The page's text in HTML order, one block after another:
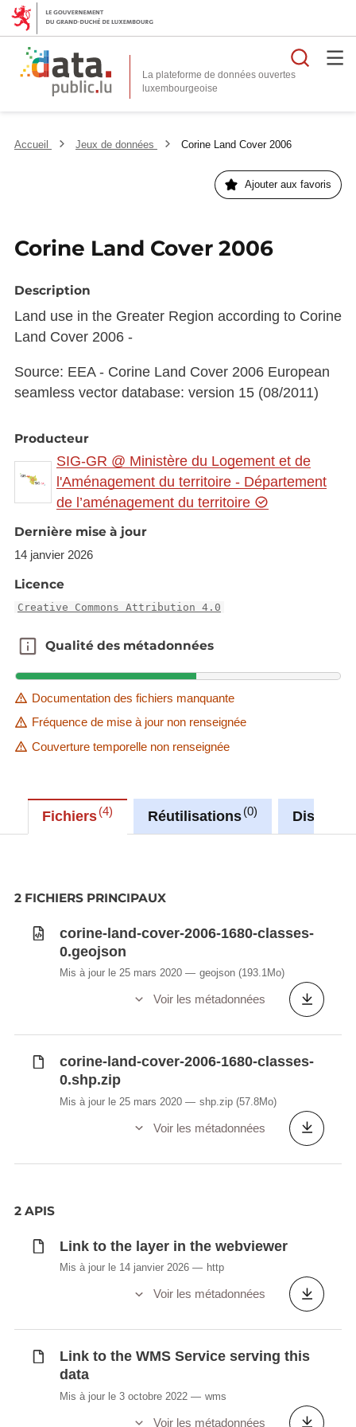
La plateforme de données ouvertes
Accueil Jeux de données Corine Land Cover 2006
Ajouter aux favoris
Corine Land Cover 2006
Description
Land use in the Greater Region according to Corine
Land Cover 2006 -
Source: EEA - Corine Land Cover 2006 European
seamless vector database: version 15 (08/2011)
Producteur
SIG-GR @ Ministère du Logement et de
l'Aménagement du territoire - Département
de l’aménagement du territoire
Dernière mise à jour
14 janvier 2026
Licence
Creative Commons Attribution 4.0
Qualité des métadonnées
Qualité des métadonnées
Documentation des fichiers manquante
Fréquence de mise à jour non renseignée
Couverture temporelle non renseignée
Fichiers 4 Réutilisations 0
2 FICHIERS PRINCIPAUX
corine-land-cover-2006-1680-classes-
0.geojson
Mis à jour le 25 mars 2020 geojson (193.1Mo)
Voir les métadonnées
corine-land-cover-2006-1680-classes-
0.shp.zip
Mis à jour le 25 mars 2020 shp.zip (57.8Mo)
Voir les métadonnées
2 APIS
Link to the layer in the webviewer
Mis à jour le 14 janvier 2026 http
Voir les métadonnées
Link to the WMS Service serving this
data
Mis à jour le 3 octobre 2022 wms
Voir les métadonnées